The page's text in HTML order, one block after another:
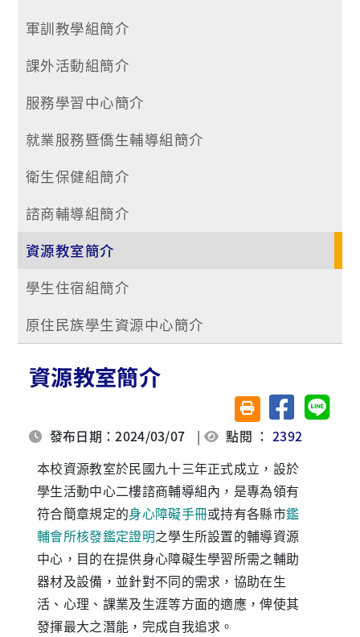
軍訓教學組簡介
課外活動組簡介
服務學習中心簡介
就業服務暨僑生輔導組簡介
衛生保健組簡介
諮商輔導組簡介
資源教室簡介
學生住宿組簡介
原住民族學生資源中心簡介
資源教室簡介
友善列印(另開視窗)
分享至臉書分享
發布日期：2024/03/07 | 點閱 ：2392
本校資源教室於民國九十三年正式成立，設於
學生活動中心二樓諮商輔導組內，是專為領有
符合簡章規定的身心障礙手冊或持有各縣市鑑
輔會所核發鑑定證明之學生所設置的輔導資源
中心，目的在提供身心障礙生學習所需之輔助
器材及設備，並針對不同的需求，協助在生
活、心理、課業及生涯等方面的適應，俾使其
發揮最大之潛能，完成自我追求。